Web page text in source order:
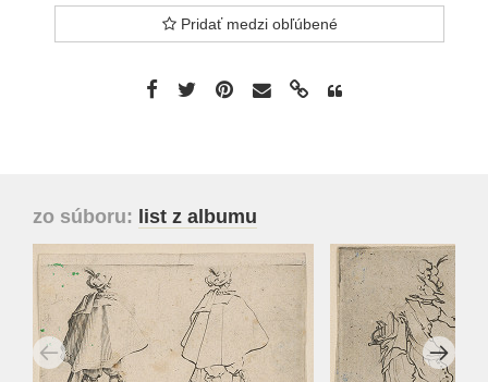
Pridať medzi obľúbené
zo súboru: list z albumu